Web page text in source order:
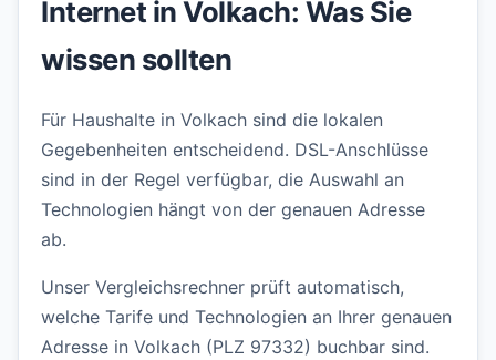
Internet in Volkach: Was Sie
wissen sollten
Für Haushalte in Volkach sind die lokalen
Gegebenheiten entscheidend. DSL-Anschlüsse
sind in der Regel verfügbar, die Auswahl an
Technologien hängt von der genauen Adresse
ab.
Unser Vergleichsrechner prüft automatisch,
welche Tarife und Technologien an Ihrer genauen
Adresse in Volkach (PLZ 97332) buchbar sind.